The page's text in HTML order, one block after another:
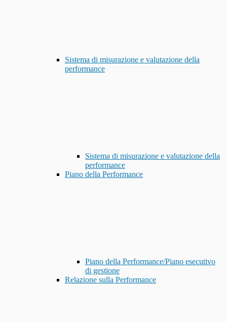
Sistema di misurazione e valutazione della
performance
Sistema di misurazione e valutazione della
performance
Piano della Performance
Piano della Performance/Piano esecutivo
di gestione
Relazione sulla Performance